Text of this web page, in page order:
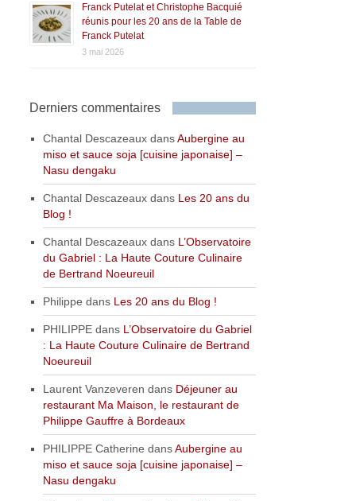
Franck Putelat et Christophe Bacquié
réunis pour les 20 ans de la Table de
Franck Putelat
3 mai 2026
Derniers commentaires
Chantal Descazeaux dansAubergine au
miso et sauce soja [cuisine japonaise] –
Nasu dengaku
Chantal Descazeaux dans Les 20 ans du
Blog !
Chantal Descazeaux dans L’Observatoire
du Gabriel : La Haute Couture Culinaire
de Bertrand Noeureuil
Philippe dans Les 20 ans du Blog !
PHILIPPE dans L’Observatoire du Gabriel
: La Haute Couture Culinaire de Bertrand
Noeureuil
Laurent Vanzeveren dans Déjeuner au
restaurant Ma Maison, le restaurant de
Philippe Gauffre à Bordeaux
PHILIPPE Catherine dansAubergine au
miso et sauce soja [cuisine japonaise] –
Nasu dengaku